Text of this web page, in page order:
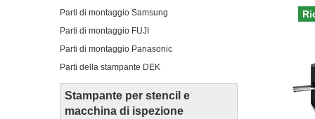
Parti di montaggio Samsung
Parti di montaggio FUJI
Parti di montaggio Panasonic
Parti della stampante DEK
Stampante per stencil e
macchina di ispezione